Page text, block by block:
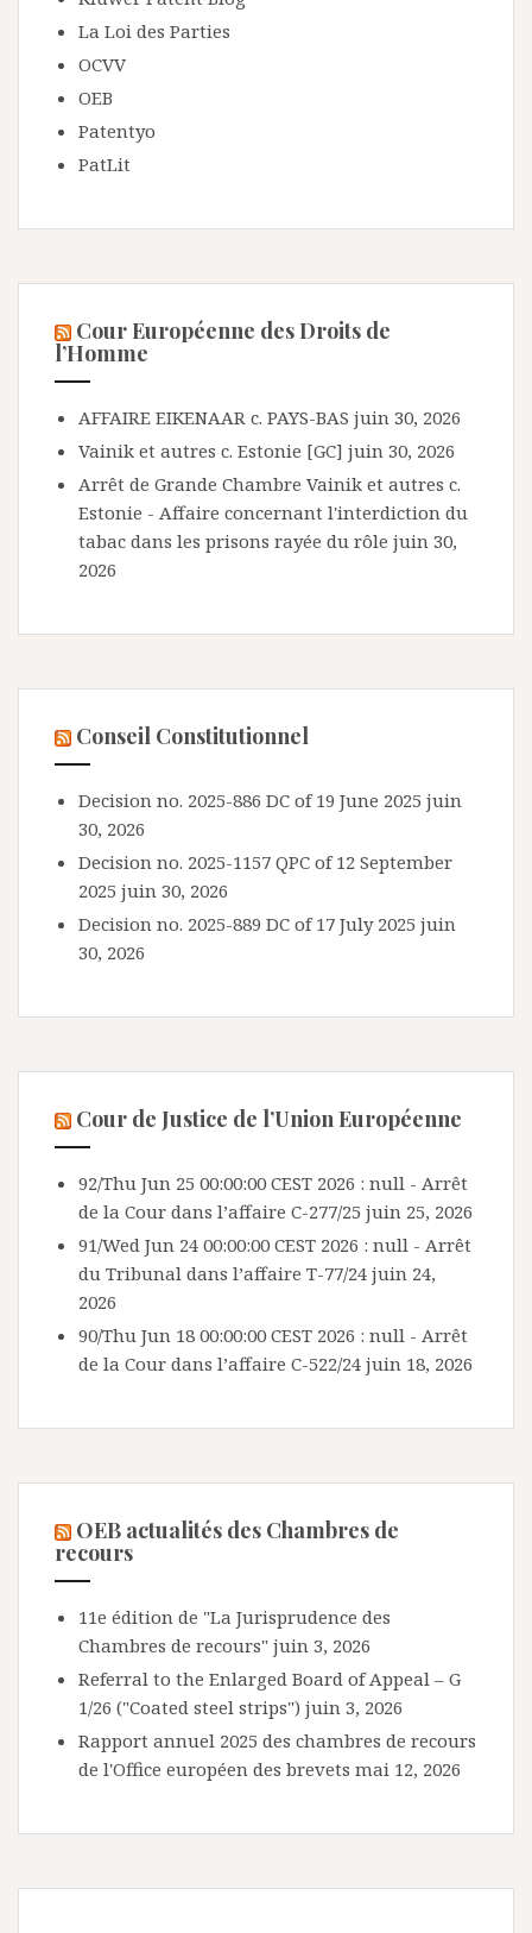
La Loi des Parties
OCVV
OEB
Patentyo
PatLit
Cour Européenne des Droits de
l’Homme
AFFAIRE EIKENAAR c. PAYS-BAS juin 30, 2026
Vainik et autres c. Estonie [GC] juin 30, 2026
Arrêt de Grande Chambre Vainik et autres c.
Estonie - Affaire concernant l'interdiction du
tabac dans les prisons rayée du rôle juin 30,
2026
Conseil Constitutionnel
Decision no. 2025-886 DC of 19 June 2025 juin
30, 2026
Decision no. 2025-1157 QPC of 12 September
2025 juin 30, 2026
Decision no. 2025-889 DC of 17 July 2025 juin
30, 2026
Cour de Justice de l’Union Européenne
92/Thu Jun 25 00:00:00 CEST 2026 : null - Arrêt
de la Cour dans l’affaire C-277/25 juin 25, 2026
91/Wed Jun 24 00:00:00 CEST 2026 : null - Arrêt
du Tribunal dans l’affaire T-77/24 juin 24,
2026
90/Thu Jun 18 00:00:00 CEST 2026 : null - Arrêt
de la Cour dans l’affaire C-522/24 juin 18, 2026
OEB actualités des Chambres de
recours
11e édition de "La Jurisprudence des
Chambres de recours" juin 3, 2026
Referral to the Enlarged Board of Appeal – G
1/26 ("Coated steel strips") juin 3, 2026
Rapport annuel 2025 des chambres de recours
de l'Office européen des brevets mai 12, 2026